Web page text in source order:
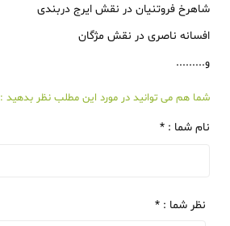
شاهرخ فروتنیان در نقش ایرج دربندی
افسانه ناصری در نقش مژگان
و.........
شما هم می توانید در مورد این مطلب نظر بدهید :
نام شما : *
نظر شما : *